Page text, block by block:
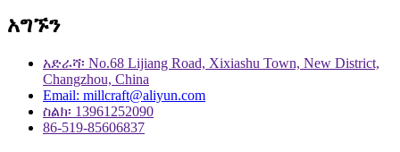
አግኙን
አድራሻ፡ No.68 Lijiang Road, Xixiashu Town, New District,
Changzhou, China
Email: millcraft@aliyun.com
ስልክ፡ 13961252090
86-519-85606837